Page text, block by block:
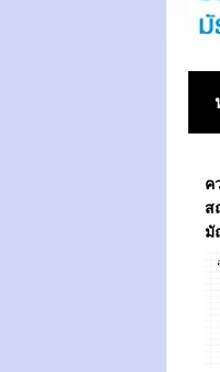
ค
ส
มั